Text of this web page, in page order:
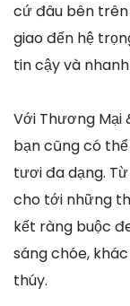
cứ đâu bên
giao đến hệ
tin cậy và
Với Thương Mại
bạn cũng có
tươi đa dạng.
cho tới những
kết ràng buộc
sáng chóe,
thúy.